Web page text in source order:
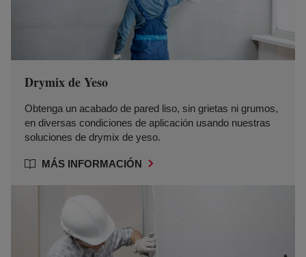
Drymix de Yeso
Obtenga un acabado de pared liso, sin grietas ni grumos,
en diversas condiciones de aplicación usando nuestras
soluciones de drymix de yeso.
MÁS INFORMACIÓN